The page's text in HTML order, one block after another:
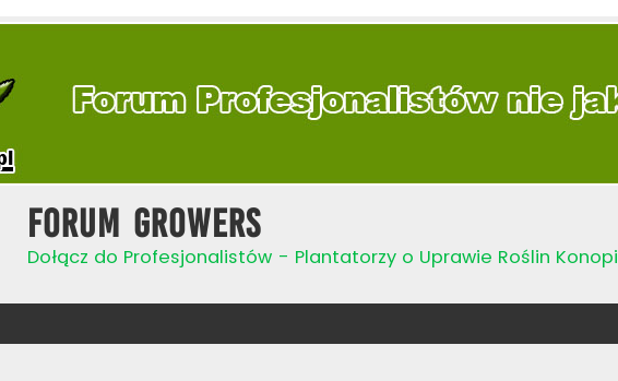
Forum Growers
Dołącz do Profesjonalistów - Plantatorzy o Uprawie Roślin Konopi